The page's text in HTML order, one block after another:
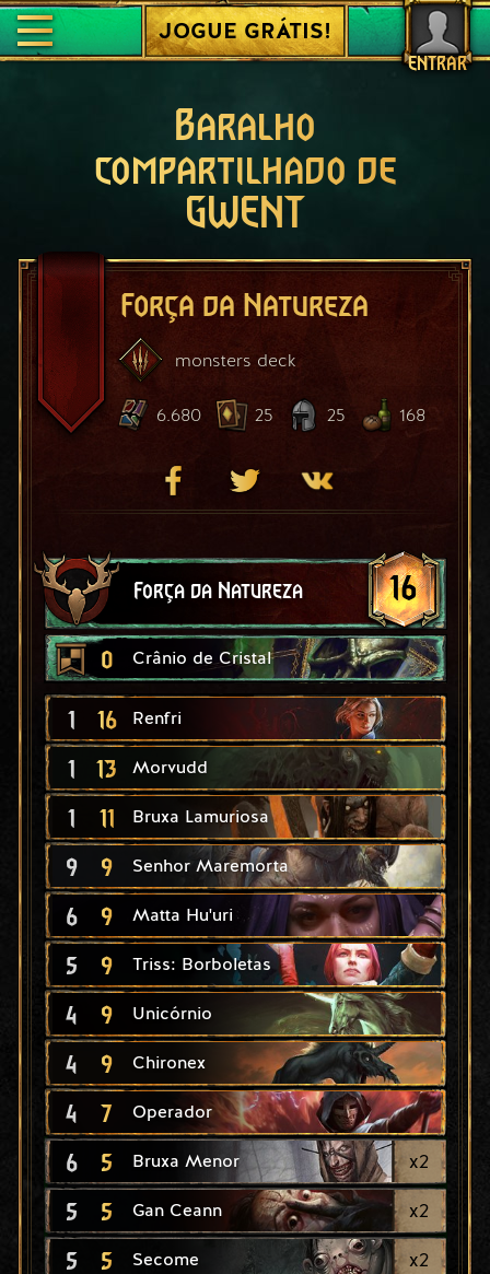
ENTRAR
JOGUE GRÁTIS!
Baralho
compartilhado de
GWENT
Força da Natureza
monsters deck
6.680 25 25 168
Força da Natureza 16
0 Crânio de Cristal
1 16 Renfri
1 13 Morvudd
1 11 Bruxa Lamuriosa
9 9 Senhor Maremorta
6 9 Matta Hu'uri
5 9 Triss: Borboletas
4 9 Unicórnio
4 9 Chironex
4 7 Operador
6 5 Bruxa Menor x2
5 5 Gan Ceann x2
5 5 Secome x2